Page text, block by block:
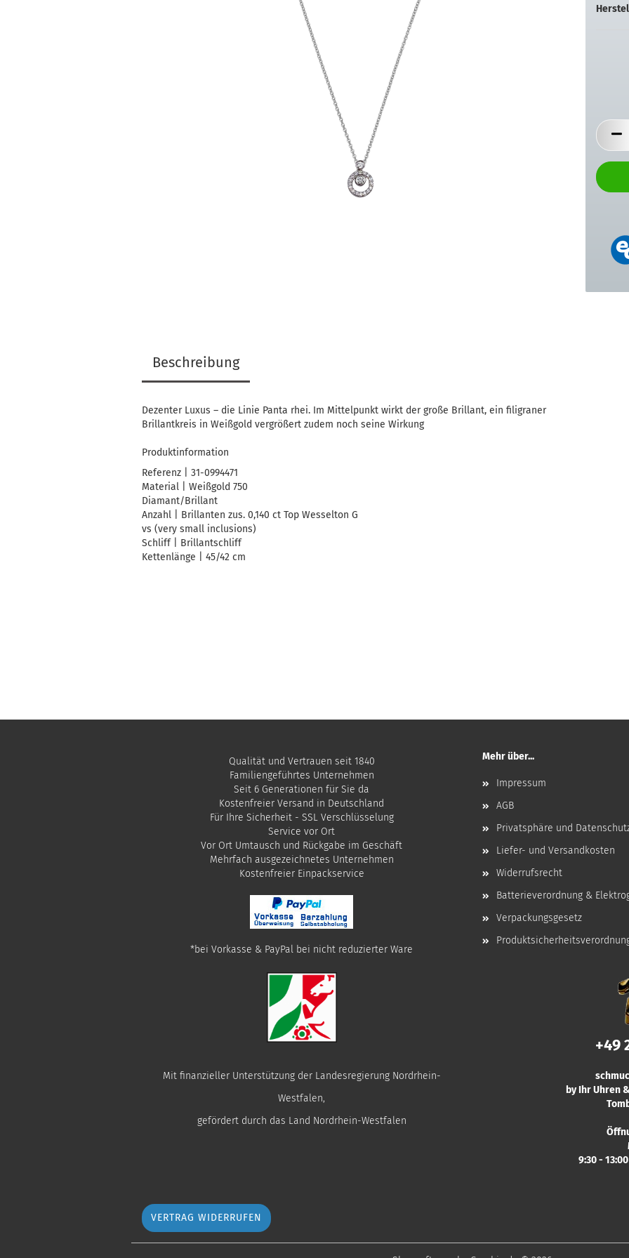
Beschreibung
Dezenter Luxus – die Linie Panta rhei. Im Mittelpunkt wirkt der große Brillant, ein filigraner
Brillantkreis in Weißgold vergrößert zudem noch seine Wirkung
Produktinformation
Referenz | 31-0994471
Material | Weißgold 750
Diamant/Brillant
Anzahl | Brillanten zus. 0,140 ct Top Wesselton G
vs (very small inclusions)
Schliff | Brillantschliff
Kettenlänge | 45/42 cm
Qualität und Vertrauen seit 1840
Familiengeführtes Unternehmen
Seit 6 Generationen für Sie da
Kostenfreier Versand in Deutschland
Für Ihre Sicherheit - SSL Verschlüsselung
Service vor Ort
Vor Ort Umtausch und Rückgabe im Geschäft
Mehrfach ausgezeichnetes Unternehmen
​Kostenfreier Einpackservice
*bei Vorkasse & PayPal bei nicht reduzierter Ware
Mehr über...
Impressum
AGB
Privatsphäre und
Liefer- und Versandkosten
Widerrufsrecht
Batterieverordnung &
Verpackungsgesetz
Mit finanzieller Unterstützung der Landesregierung Nordrhein-
Westfalen,
gefördert durch das Land Nordrhein-Westfalen
+49
by Ihr Uhren
9:30 -
VERTRAG WIDERRUFEN